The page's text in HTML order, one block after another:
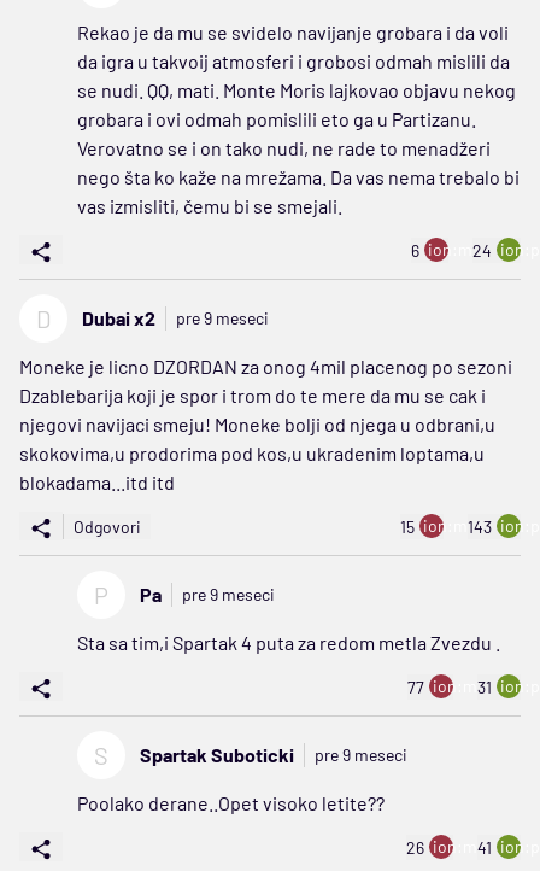
Rekao je da mu se svidelo navijanje grobara i da voli
da igra u takvoij atmosferi i grobosi odmah mislili da
se nudi. QQ, mati. Monte Moris lajkovao objavu nekog
grobara i ovi odmah pomislili eto ga u Partizanu.
Verovatno se i on tako nudi, ne rade to menadžeri
nego šta ko kaže na mrežama. Da vas nema trebalo bi
vas izmisliti, čemu bi se smejali.
6 ion:minus
24
D Dubai x2 pre 9 meseci
Moneke je licno DZORDAN za onog 4mil placenog po sezoni
Dzablebarija koji je spor i trom do te mere da mu se cak i
njegovi navijaci smeju! Moneke bolji od njega u odbrani,u
skokovima,u prodorima pod kos,u ukradenim loptama,u
blokadama...itd itd
Odgovori 15 ion:minus
143
P Pa pre 9 meseci
Sta sa tim,i Spartak 4 puta za redom metla Zvezdu .
77 ion:minus
31
S Spartak Suboticki pre 9 meseci
Poolako derane..Opet visoko letite??
26 ion:minus
41